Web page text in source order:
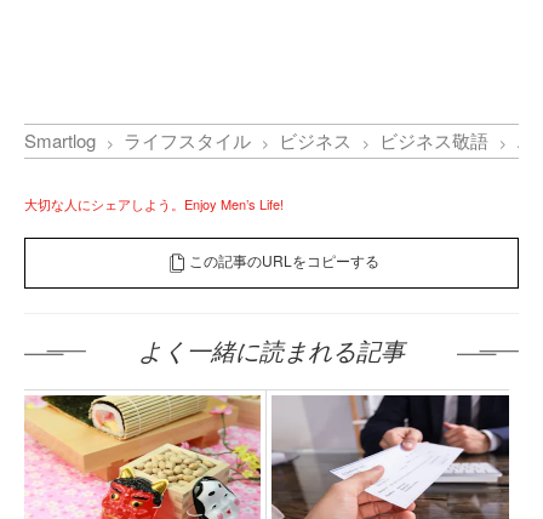
Smartlog ライフスタイル ビジネス ビジネス敬語 エ
大切な人にシェアしよう。Enjoy Men’s Life!
この記事のURLをコピーする
よく一緒に読まれる記事